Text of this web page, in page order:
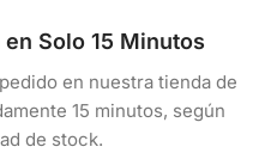
Solo 15 Minutos
en nuestra tienda de
15 minutos, según
de stock.